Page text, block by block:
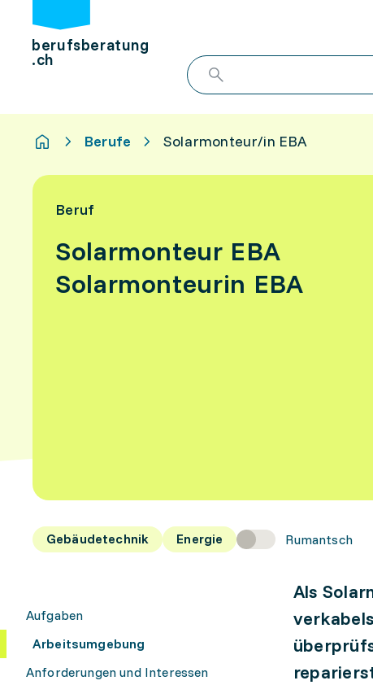
berufsberatung
.ch
Berufe Solarmonteur/in EBA
Beruf
Solarmonteur EBA
Solarmonteurin EBA
Gebäudetechnik Energie Rumantsch
Aufgaben
Arbeitsumgebung
Anforderungen und Interessen
Als